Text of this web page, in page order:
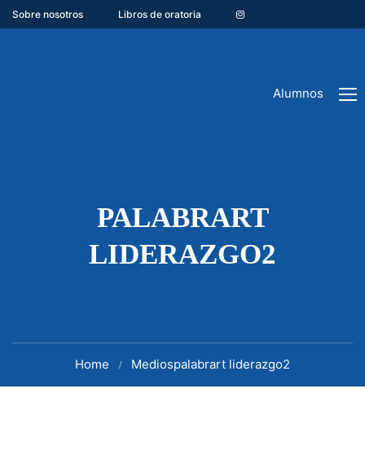
Sobre nosotros Libros de oratoria
Alumnos
PALABRART
LIDERAZGO2
Home Mediospalabrart liderazgo2